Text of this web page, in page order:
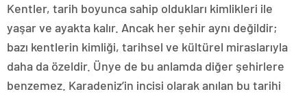
Kentler, tarih boyunca sahip oldukları kimlikleri ile
yaşar ve ayakta kalır. Ancak her şehir aynı değildir;
bazı kentlerin kimliği, tarihsel ve kültürel miraslarıyla
daha da özeldir. Ünye de bu anlamda diğer şehirlere
benzemez. Karadeniz’in incisi olarak anılan bu tarihi